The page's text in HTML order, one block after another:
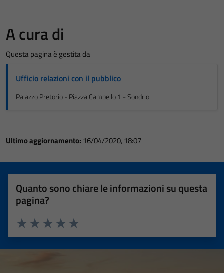
A cura di
Questa pagina è gestita da
Ufficio relazioni con il pubblico
Palazzo Pretorio - Piazza Campello 1 - Sondrio
Ultimo aggiornamento: 16/04/2020, 18:07
Quanto sono chiare le informazioni su questa
pagina?
Valuta 5 stelle su 5
Valuta 4 stelle su 5
Valuta 3 stelle su 5
Valuta 2 stelle su 5
Valuta 1 stelle su 5